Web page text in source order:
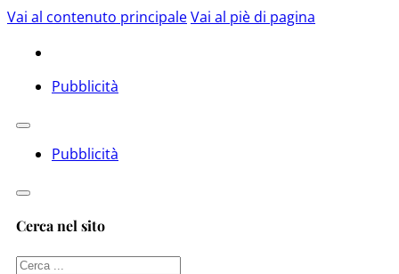
Vai al contenuto principaleVai al piè di pagina
Pubblicità
Pubblicità
Cerca nel sito
Cerca